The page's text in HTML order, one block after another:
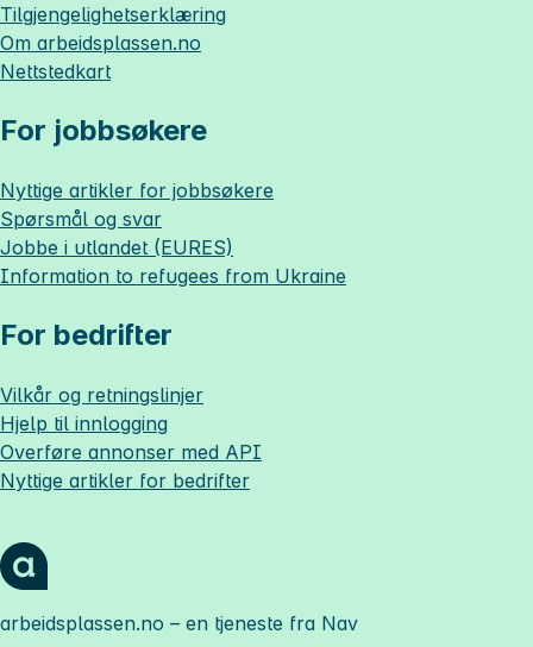
Tilgjengelighetserklæring
Om arbeidsplassen.no
Nettstedkart
For jobbsøkere
Nyttige artikler for jobbsøkere
Spørsmål og svar
Jobbe i utlandet (EURES)
Information to refugees from Ukraine
For bedrifter
Vilkår og retningslinjer
Hjelp til innlogging
Overføre annonser med API
Nyttige artikler for bedrifter
arbeidsplassen.no – en tjeneste fra Nav